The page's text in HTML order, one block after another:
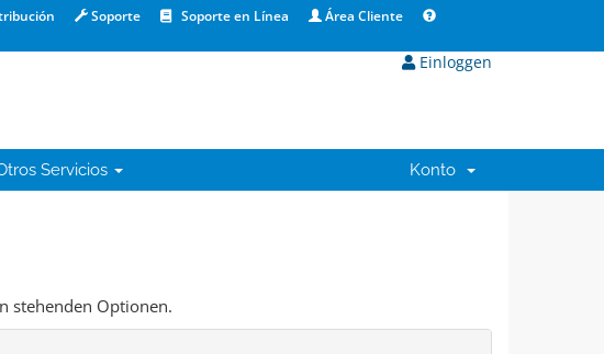
Soporte Soporte en Línea
Área Cliente
Einloggen
Servicios Konto
stehenden Optionen.